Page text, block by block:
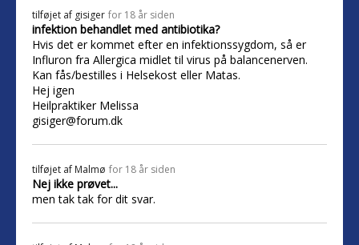
tilføjet af gisiger for 18 år siden
infektion behandlet med antibiotika?
Hvis det er kommet efter en infektionssygdom, så er
Influron fra Allergica midlet til virus på balancenerven.
Kan fås/bestilles i Helsekost eller Matas.
Hej igen
Heilpraktiker Melissa
gisiger@forum.dk
tilføjet af Malmø for 18 år siden
Nej ikke prøvet...
men tak tak for dit svar.